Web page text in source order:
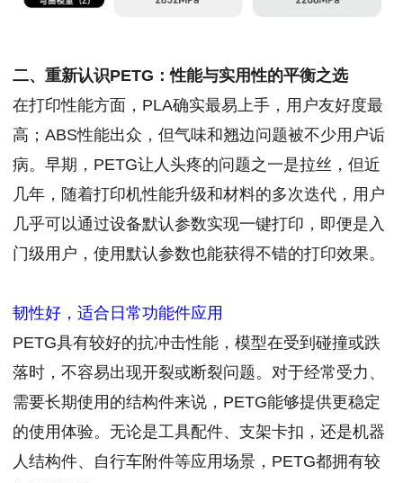
二、重新认识PETG：性能与实用性的平衡之选
在打印性能方面，PLA确实最易上手，用户友好度最
高；ABS性能出众，但气味和翘边问题被不少用户诟
病。早期，PETG让人头疼的问题之一是拉丝，但近
几年，随着打印机性能升级和材料的多次迭代，用户
几乎可以通过设备默认参数实现一键打印，即便是入
门级用户，使用默认参数也能获得不错的打印效果。
韧性好，适合日常功能件应用
PETG具有较好的抗冲击性能，模型在受到碰撞或跌
落时，不容易出现开裂或断裂问题。对于经常受力、
需要长期使用的结构件来说，PETG能够提供更稳定
的使用体验。无论是工具配件、支架卡扣，还是机器
人结构件、自行车附件等应用场景，PETG都拥有较